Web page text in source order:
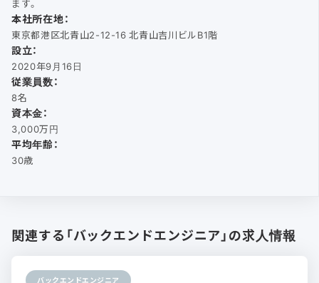
ます。
本社所在地：
東京都港区北青山2-12-16 北青山吉川ビルB1階
設立：
2020年9月16日
従業員数：
8名
資本金：
3,000万円
平均年齢：
30歳
関連する「バックエンドエンジニア」の求人情報
バックエンドエンジニア